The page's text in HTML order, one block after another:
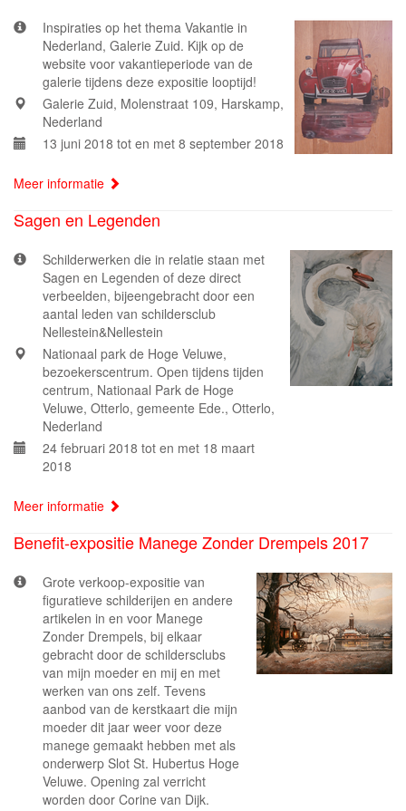
Inspiraties op het thema Vakantie in
Nederland, Galerie Zuid. Kijk op de
website voor vakantieperiode van de
galerie tijdens deze expositie looptijd!
Galerie Zuid, Molenstraat 109, Harskamp,
Nederland
13 juni 2018 tot en met 8 september 2018
Meer informatie
Sagen en Legenden
Schilderwerken die in relatie staan met
Sagen en Legenden of deze direct
verbeelden, bijeengebracht door een
aantal leden van schildersclub
Nellestein&Nellestein
Nationaal park de Hoge Veluwe,
bezoekerscentrum. Open tijdens tijden
centrum, Nationaal Park de Hoge
Veluwe, Otterlo, gemeente Ede., Otterlo,
Nederland
24 februari 2018 tot en met 18 maart
2018
Meer informatie
Benefit-expositie Manege Zonder Drempels 2017
Grote verkoop-expositie van
figuratieve schilderijen en andere
artikelen in en voor Manege
Zonder Drempels, bij elkaar
gebracht door de schildersclubs
van mijn moeder en mij en met
werken van ons zelf. Tevens
aanbod van de kerstkaart die mijn
moeder dit jaar weer voor deze
manege gemaakt hebben met als
onderwerp Slot St. Hubertus Hoge
Veluwe. Opening zal verricht
worden door Corine van Dijk.